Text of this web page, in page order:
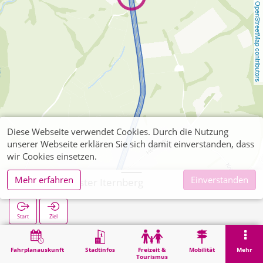
OpenStreetMap contributors
Fahrplanauskunft Stadtinfos
Freizeit &
Tourismus
Mobilität Mehr
Kornelimünster Iternberg
Start Ziel
Suche Kornelimünster Iternberg
Diese Webseite verwendet Cookies. Durch die Nutzung
unserer Webseite erklären Sie sich damit einverstanden, dass
wir Cookies einsetzen.
Mehr erfahren
Einverstanden